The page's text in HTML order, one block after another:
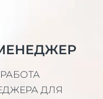
ДЛЯ